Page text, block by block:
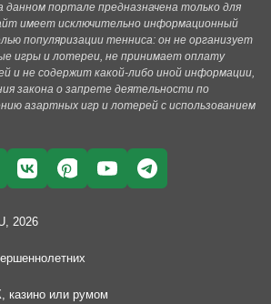
портале предназначена только для
имеет исключительно информационный
популяризации тенниса: он не организует
игры и лотереи, не принимает оплату
и не содержит какой-либо иной информации,
закона о запрете деятельности по
азартных игр и лотерей с использованием
2026
казино или румом